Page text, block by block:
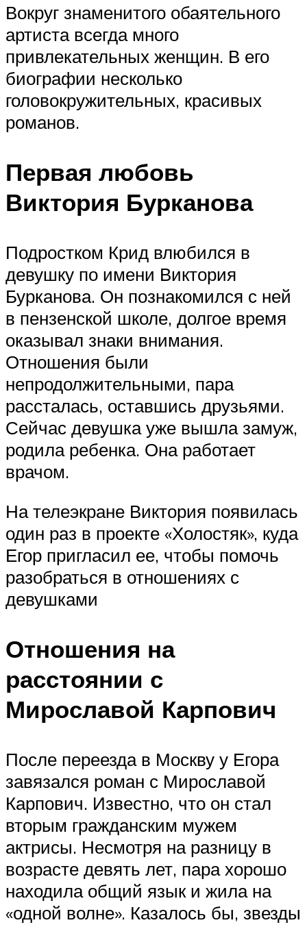
Вокруг знаменитого обаятельного
артиста всегда много
привлекательных женщин. В его
биографии несколько
головокружительных, красивых
романов.
Первая любовь
Виктория Бурканова
Подростком Крид влюбился в
девушку по имени Виктория
Бурканова. Он познакомился с ней
в пензенской школе, долгое время
оказывал знаки внимания.
Отношения были
непродолжительными, пара
рассталась, оставшись друзьями.
Сейчас девушка уже вышла замуж,
родила ребенка. Она работает
врачом.
На телеэкране Виктория появилась
один раз в проекте «Холостяк», куда
Егор пригласил ее, чтобы помочь
разобраться в отношениях с
девушками
Отношения на
расстоянии с
Мирославой Карпович
После переезда в Москву у Егора
завязался роман с Мирославой
Карпович. Известно, что он стал
вторым гражданским мужем
актрисы. Несмотря на разницу в
возрасте девять лет, пара хорошо
находила общий язык и жила на
«одной волне». Казалось бы, звезды